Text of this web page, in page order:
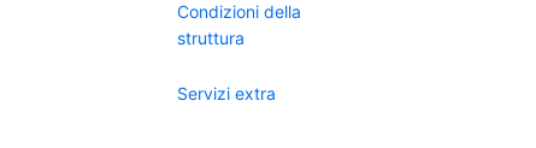
Condizioni della
struttura
Servizi extra